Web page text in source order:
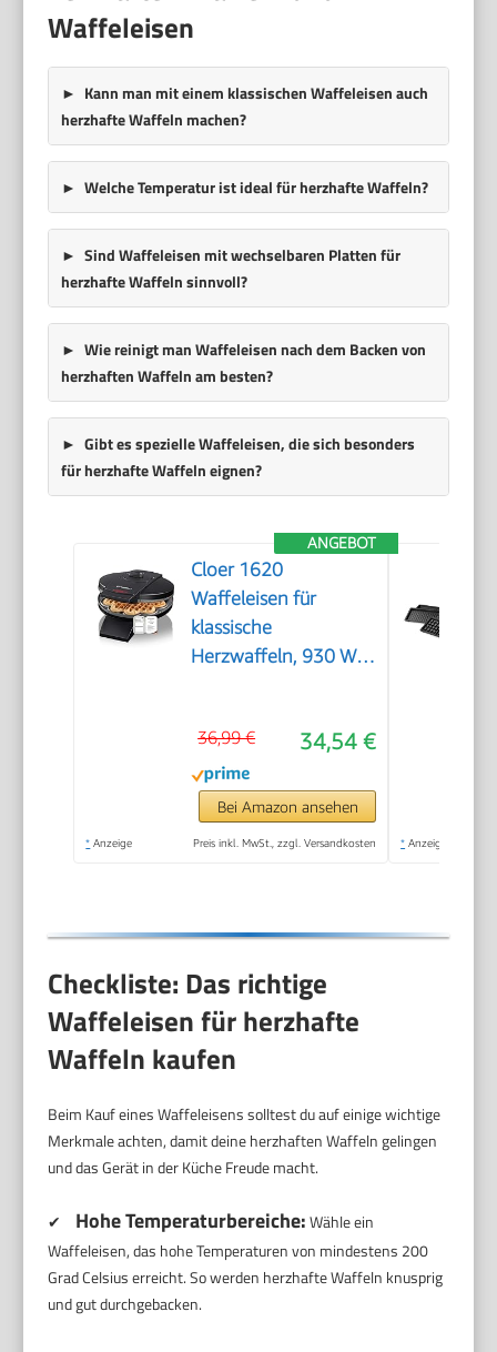
Waffeleisen
Kann man mit einem klassischen Waffeleisen auch
herzhafte Waffeln machen?
Welche Temperatur ist ideal für herzhafte Waffeln?
Sind Waffeleisen mit wechselbaren Platten für
herzhafte Waffeln sinnvoll?
Wie reinigt man Waffeleisen nach dem Backen von
herzhaften Waffeln am besten?
Gibt es spezielle Waffeleisen, die sich besonders
für herzhafte Waffeln eignen?
ANGEBOT
Cloer 1620
Waffeleisen für
klassische
Herzwaffeln, 930 W,
Bräunungsgrad,
schwarz
34,54 €
36,99 €
Bei Amazon ansehen
* Anzeige Preis inkl. MwSt., zzgl. Versandkosten * Anzeige
Checkliste: Das richtige
Waffeleisen für herzhafte
Waffeln kaufen
Beim Kauf eines Waffeleisens solltest du auf einige wichtige
Merkmale achten, damit deine herzhaften Waffeln gelingen
und das Gerät in der Küche Freude macht.
✔ Hohe Temperaturbereiche:Wähle ein
Waffeleisen, das hohe Temperaturen von mindestens 200
Grad Celsius erreicht. So werden herzhafte Waffeln knusprig
und gut durchgebacken.